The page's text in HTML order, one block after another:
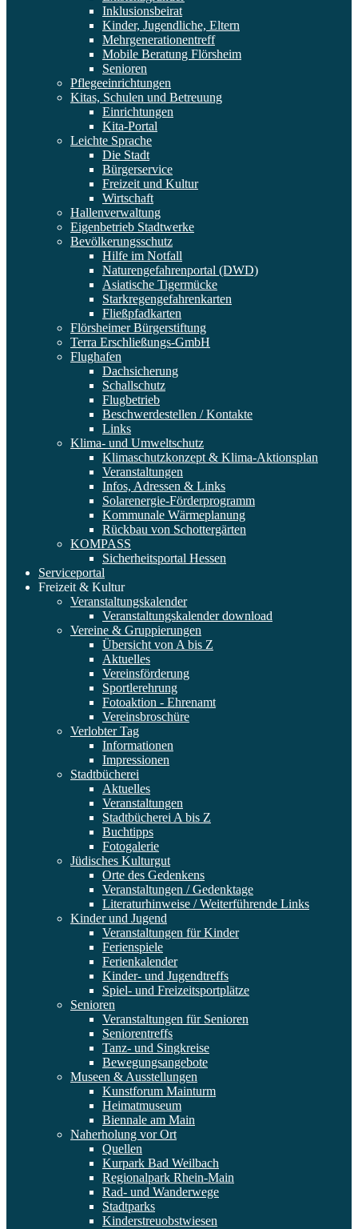
Inklusionsbeirat
Kinder, Jugendliche, Eltern
Mehrgenerationentreff
Mobile Beratung Flörsheim
Senioren
Pflegeeinrichtungen
Kitas, Schulen und Betreuung
Einrichtungen
Kita-Portal
Leichte Sprache
Die Stadt
Bürgerservice
Freizeit und Kultur
Wirtschaft
Hallenverwaltung
Eigenbetrieb Stadtwerke
Bevölkerungsschutz
Hilfe im Notfall
Naturengefahrenportal (DWD)
Asiatische Tigermücke
Starkregengefahrenkarten
Fließpfadkarten
Flörsheimer Bürgerstiftung
Terra Erschließungs-GmbH
Flughafen
Dachsicherung
Schallschutz
Flugbetrieb
Beschwerdestellen / Kontakte
Links
Klima- und Umweltschutz
Klimaschutzkonzept & Klima-Aktionsplan
Veranstaltungen
Infos, Adressen & Links
Solarenergie-Förderprogramm
Kommunale Wärmeplanung
Rückbau von Schottergärten
KOMPASS
Sicherheitsportal Hessen
Serviceportal
Freizeit & Kultur
Veranstaltungskalender
Veranstaltungskalender download
Vereine & Gruppierungen
Übersicht von A bis Z
Aktuelles
Vereinsförderung
Sportlerehrung
Fotoaktion - Ehrenamt
Vereinsbroschüre
Verlobter Tag
Informationen
Impressionen
Stadtbücherei
Aktuelles
Veranstaltungen
Stadtbücherei A bis Z
Buchtipps
Fotogalerie
Jüdisches Kulturgut
Orte des Gedenkens
Veranstaltungen / Gedenktage
Literaturhinweise / Weiterführende Links
Kinder und Jugend
Veranstaltungen für Kinder
Ferienspiele
Ferienkalender
Kinder- und Jugendtreffs
Spiel- und Freizeitsportplätze
Senioren
Veranstaltungen für Senioren
Seniorentreffs
Tanz- und Singkreise
Bewegungsangebote
Museen & Ausstellungen
Kunstforum Mainturm
Heimatmuseum
Biennale am Main
Naherholung vor Ort
Quellen
Kurpark Bad Weilbach
Regionalpark Rhein-Main
Rad- und Wanderwege
Stadtparks
Kinderstreuobstwiesen